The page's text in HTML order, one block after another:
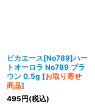
ピカエース[No789]ハー
トオーロラ No789 ブラ
ウン 0.5g [お取り寄せ
商品]
495円(税込)